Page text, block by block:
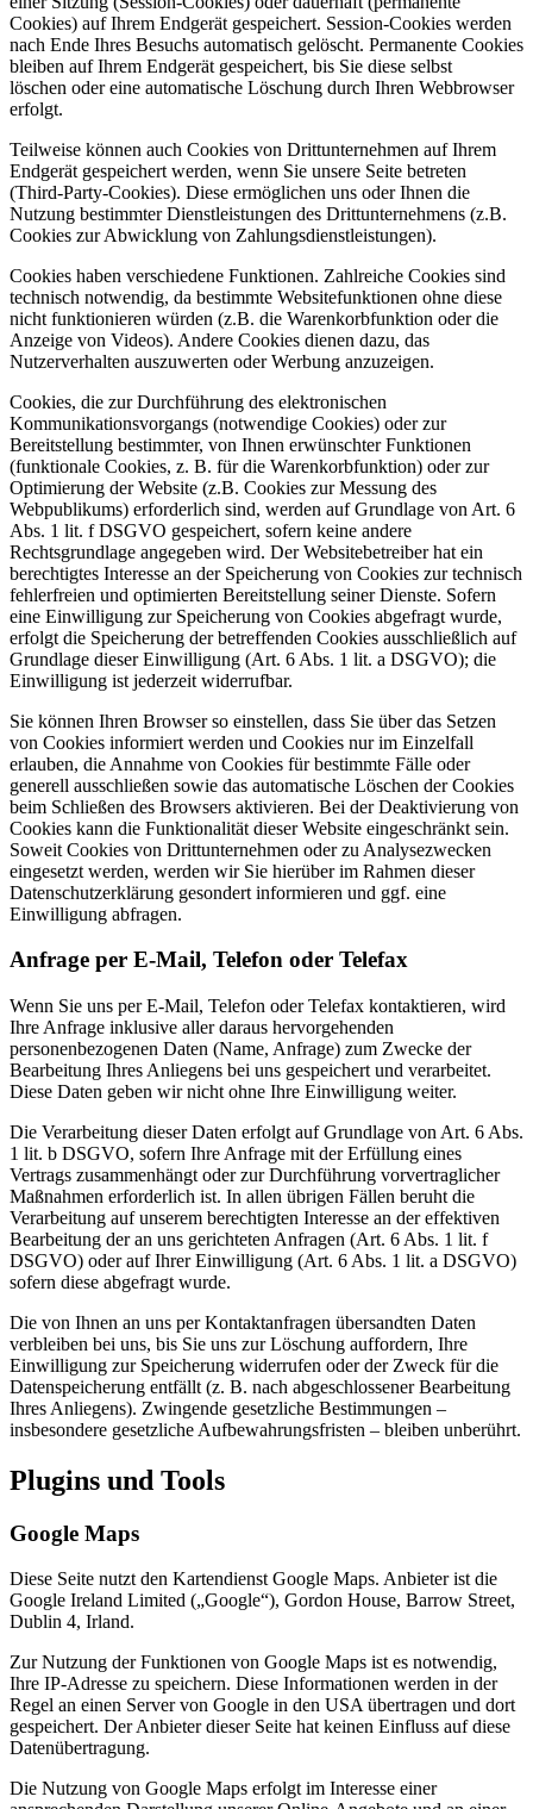
Cookies) auf Ihrem Endgerät gespeichert. Session-Cookies werden
nach Ende Ihres Besuchs automatisch gelöscht. Permanente Cookies
bleiben auf Ihrem Endgerät gespeichert, bis Sie diese selbst
löschen oder eine automatische Löschung durch Ihren Webbrowser
erfolgt.
Teilweise können auch Cookies von Drittunternehmen auf Ihrem
Endgerät gespeichert werden, wenn Sie unsere Seite betreten
(Third-Party-Cookies). Diese ermöglichen uns oder Ihnen die
Nutzung bestimmter Dienstleistungen des Drittunternehmens (z.B.
Cookies zur Abwicklung von Zahlungsdienstleistungen).
Cookies haben verschiedene Funktionen. Zahlreiche Cookies sind
technisch notwendig, da bestimmte Websitefunktionen ohne diese
nicht funktionieren würden (z.B. die Warenkorbfunktion oder die
Anzeige von Videos). Andere Cookies dienen dazu, das
Nutzerverhalten auszuwerten oder Werbung anzuzeigen.
Cookies, die zur Durchführung des elektronischen
Kommunikationsvorgangs (notwendige Cookies) oder zur
Bereitstellung bestimmter, von Ihnen erwünschter Funktionen
(funktionale Cookies, z. B. für die Warenkorbfunktion) oder zur
Optimierung der Website (z.B. Cookies zur Messung des
Webpublikums) erforderlich sind, werden auf Grundlage von Art. 6
Abs. 1 lit. f DSGVO gespeichert, sofern keine andere
Rechtsgrundlage angegeben wird. Der Websitebetreiber hat ein
berechtigtes Interesse an der Speicherung von Cookies zur technisch
fehlerfreien und optimierten Bereitstellung seiner Dienste. Sofern
eine Einwilligung zur Speicherung von Cookies abgefragt wurde,
erfolgt die Speicherung der betreffenden Cookies ausschließlich auf
Grundlage dieser Einwilligung (Art. 6 Abs. 1 lit. a DSGVO); die
Einwilligung ist jederzeit widerrufbar.
Sie können Ihren Browser so einstellen, dass Sie über das Setzen
von Cookies informiert werden und Cookies nur im Einzelfall
erlauben, die Annahme von Cookies für bestimmte Fälle oder
generell ausschließen sowie das automatische Löschen der Cookies
beim Schließen des Browsers aktivieren. Bei der Deaktivierung von
Cookies kann die Funktionalität dieser Website eingeschränkt sein.
Soweit Cookies von Drittunternehmen oder zu Analysezwecken
eingesetzt werden, werden wir Sie hierüber im Rahmen dieser
Datenschutzerklärung gesondert informieren und ggf. eine
Einwilligung abfragen.
Anfrage per E-Mail, Telefon oder Telefax
Wenn Sie uns per E-Mail, Telefon oder Telefax kontaktieren, wird
Ihre Anfrage inklusive aller daraus hervorgehenden
personenbezogenen Daten (Name, Anfrage) zum Zwecke der
Bearbeitung Ihres Anliegens bei uns gespeichert und verarbeitet.
Diese Daten geben wir nicht ohne Ihre Einwilligung weiter.
Die Verarbeitung dieser Daten erfolgt auf Grundlage von Art. 6 Abs.
1 lit. b DSGVO, sofern Ihre Anfrage mit der Erfüllung eines
Vertrags zusammenhängt oder zur Durchführung vorvertraglicher
Maßnahmen erforderlich ist. In allen übrigen Fällen beruht die
Verarbeitung auf unserem berechtigten Interesse an der effektiven
Bearbeitung der an uns gerichteten Anfragen (Art. 6 Abs. 1 lit. f
DSGVO) oder auf Ihrer Einwilligung (Art. 6 Abs. 1 lit. a DSGVO)
sofern diese abgefragt wurde.
Die von Ihnen an uns per Kontaktanfragen übersandten Daten
verbleiben bei uns, bis Sie uns zur Löschung auffordern, Ihre
Einwilligung zur Speicherung widerrufen oder der Zweck für die
Datenspeicherung entfällt (z. B. nach abgeschlossener Bearbeitung
Ihres Anliegens). Zwingende gesetzliche Bestimmungen –
insbesondere gesetzliche Aufbewahrungsfristen – bleiben unberührt.
Plugins und Tools
Google Maps
Diese Seite nutzt den Kartendienst Google Maps. Anbieter ist die
Google Ireland Limited („Google“), Gordon House, Barrow Street,
Dublin 4, Irland.
Zur Nutzung der Funktionen von Google Maps ist es notwendig,
Ihre IP-Adresse zu speichern. Diese Informationen werden in der
Regel an einen Server von Google in den USA übertragen und dort
gespeichert. Der Anbieter dieser Seite hat keinen Einfluss auf diese
Datenübertragung.
Die Nutzung von Google Maps erfolgt im Interesse einer